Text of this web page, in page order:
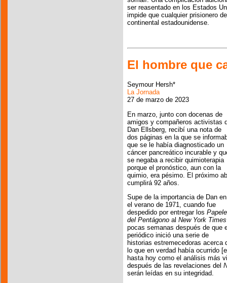
ser reasentado en los Estados
impide que cualquier prisionero
continental estadounidense.
El hombre que
Seymour Hersh*
La Jornada
27 de marzo de 2023
En marzo, junto con docenas de
amigos y compañeros activistas
Dan Ellsberg, recibí una nota de
dos páginas en la que se
que se le había diagnosticado un
cáncer pancreático incurable y
se negaba a recibir quimioterapia
porque el pronóstico, aun con la
quimio, era pésimo. El próximo
cumplirá 92 años.
Supe de la importancia de Dan en
el verano de 1971, cuando fue
despedido por entregar los
del Pentágono al New York Times
pocas semanas después de que
periódico inició una serie de
historias estremecedoras
lo que en verdad había ocurrido
hasta hoy como el análisis más
después de las revelaciones del
serán leídas en su integridad.